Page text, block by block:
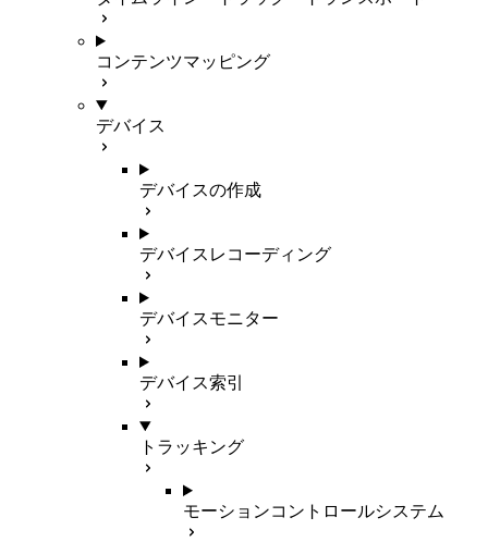
コンテンツマッピング
デバイス
デバイスの作成
デバイスレコーディング
デバイスモニター
デバイス索引
トラッキング
モーションコントロールシステム